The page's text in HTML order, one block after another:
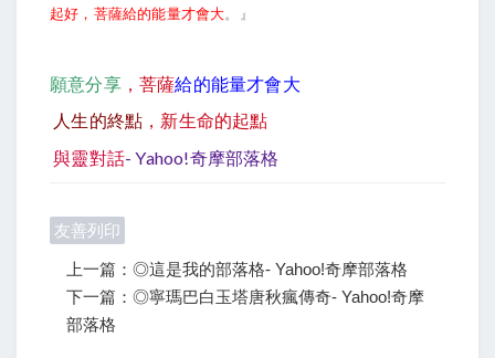
起好，菩薩給的能量才會大。』
願意分享，菩薩給的能量才會大
人生的終點 ，新生命的起點
與靈對話- Yahoo!奇摩部落格
友善列印
上一篇：◎這是我的部落格- Yahoo!奇摩部落格
下一篇：◎寧瑪巴白玉塔唐秋瘋傳奇- Yahoo!奇摩
部落格